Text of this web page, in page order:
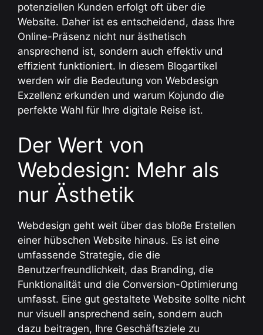
potenziellen Kunden erfolgt oft über die
Website. Daher ist es entscheidend, dass Ihre
Online-Präsenz nicht nur ästhetisch
ansprechend ist, sondern auch effektiv und
effizient funktioniert. In diesem Blogartikel
werden wir die Bedeutung von Webdesign
Exzellenz erkunden und warum Kojundo die
perfekte Wahl für Ihre digitale Reise ist.
Der Wert von
Webdesign: Mehr als
nur Ästhetik
Webdesign geht weit über das bloße Erstellen
einer hübschen Website hinaus. Es ist eine
umfassende Strategie, die die
Benutzerfreundlichkeit, das Branding, die
Funktionalität und die Conversion-Optimierung
umfasst. Eine gut gestaltete Website sollte nicht
nur visuell ansprechend sein, sondern auch
dazu beitragen, Ihre Geschäftsziele zu